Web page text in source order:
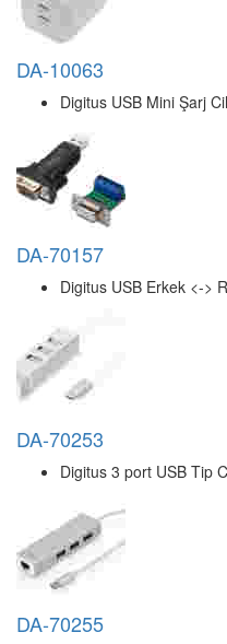
DA-10063
Digitus USB Mini Şarj
DA-70157
Digitus USB Erkek <->
DA-70253
Digitus 3 port USB Tip
DA-70255